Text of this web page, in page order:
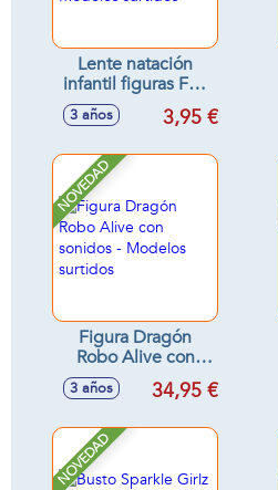
Lente natación
infantil figuras Fun
Goggles (3/8 años)
- Modelos surtidos
3 años 3,95 €
NOVEDAD
Figura Dragón
Robo Alive con
sonidos - Modelos
surtidos
3 años 34,95 €
NOVEDAD